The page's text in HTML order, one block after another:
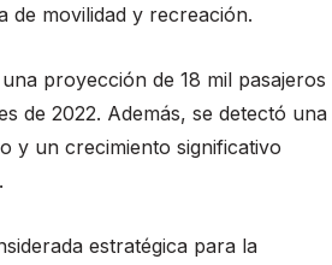
de movilidad y recreación.
proyección de 18 mil pasajeros
de 2022. Además, se detectó una
y un crecimiento significativo
estratégica para la